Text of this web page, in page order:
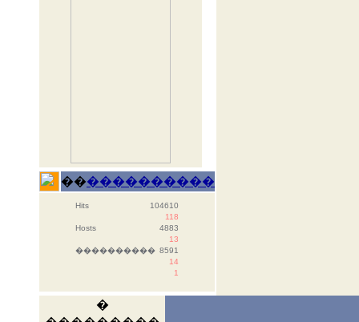
������������
Hits
104610
118
Hosts
4883
13
���������� 8591
14
1
�